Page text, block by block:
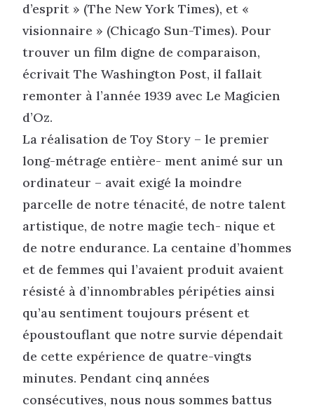
d’esprit » (The New York Times), et «
visionnaire » (Chicago Sun-Times). Pour
trouver un film digne de comparaison,
écrivait The Washington Post, il fallait
remonter à l’année 1939 avec Le Magicien
d’Oz.
La réalisation de Toy Story – le premier
long-métrage entière- ment animé sur un
ordinateur – avait exigé la moindre
parcelle de notre ténacité, de notre talent
artistique, de notre magie tech- nique et
de notre endurance. La centaine d’hommes
et de femmes qui l’avaient produit avaient
résisté à d’innombrables péripéties ainsi
qu’au sentiment toujours présent et
époustouflant que notre survie dépendait
de cette expérience de quatre-vingts
minutes. Pendant cinq années
consécutives, nous nous sommes battus